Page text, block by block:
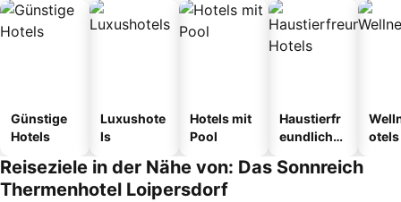
Günstige
Hotels
Luxushote
ls
Hotels mit
Pool
Haustierfr
eundliche
otels
Reiseziele in der Nähe von: Das Sonnreich
Thermenhotel Loipersdorf